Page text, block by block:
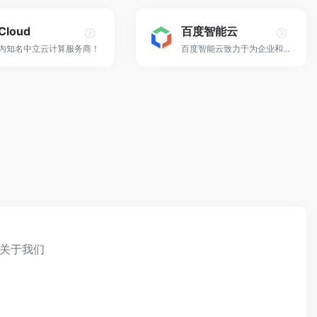
知名中立云计算服务商！
百度智能云
百度智能云致力于为企业和开发者提供全球领先的人工智能、大数据和云计算服务，加速产业智能化转型升级！
关于我们